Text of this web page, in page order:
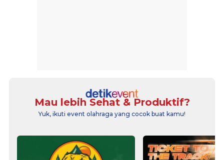
Mau lebih Sehat & Produktif?
Yuk, ikuti event olahraga yang cocok buat kamu!